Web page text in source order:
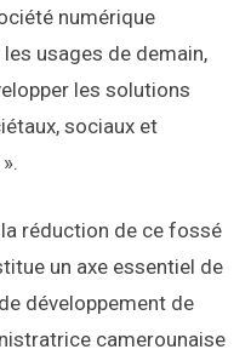
numérique
les usages de demain,
les solutions
sociaux et
réduction de ce fossé
un axe essentiel de
développement de
camerounaise